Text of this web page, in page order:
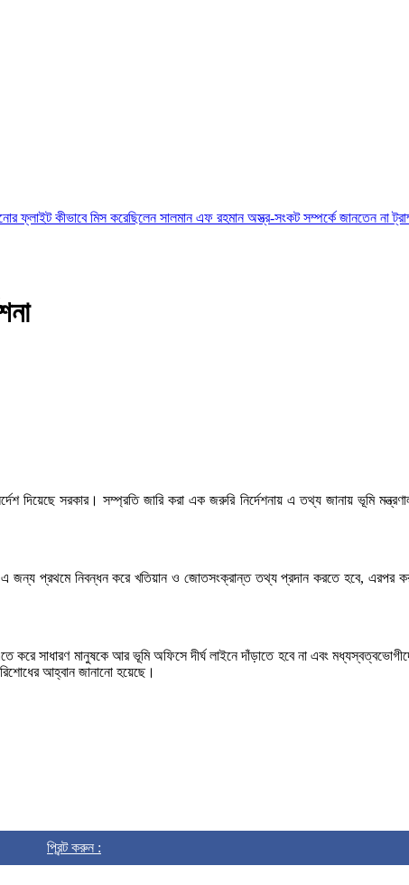
মিস করেছিলেন সালমান এফ রহমানঅস্ত্র-সংকট সম্পর্কে জানতেন না ট্রাম্প, হেগসেথের
দিয়েছে সরকার। সম্প্রতি জারি করা এক জরুরি নির্দেশনায় এ তথ্য জানায় ভূমি
প্রথমে নিবন্ধন করে খতিয়ান ও জোতসংক্রান্ত তথ্য প্রদান করতে হবে, এরপর কর
করে সাধারণ মানুষকে আর ভূমি অফিসে দীর্ঘ লাইনে দাঁড়াতে হবে না এবং
আহ্বান জানানো হয়েছে।
প্রিন্ট করুন :